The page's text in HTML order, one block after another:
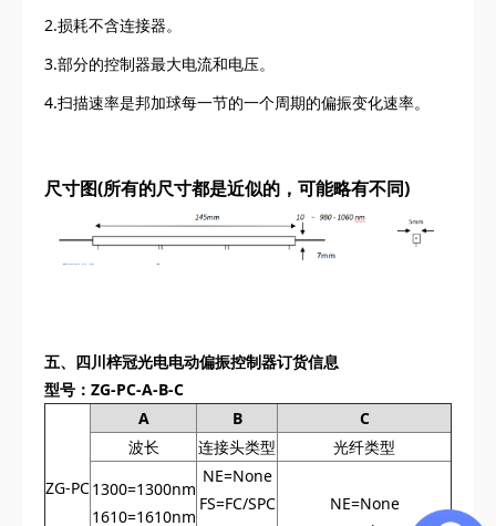
2.损耗不含连接器。
3.部分的控制器最大电流和电压。
4.扫描速率是邦加球每一节的一个周期的偏振变化速率。
尺寸图(所有的尺寸都是近似的，可能略有不同)
五、 四川梓冠光电电动偏振控制器订货信息
型号：ZG-PC-A-B-C
ZG-PC
A B
C
波长
连接头类型
光纤类型
1300=1300nm
1610=1610nm
NE=None
FS=FC/SPC
NE=None